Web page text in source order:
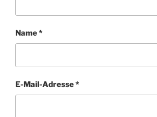
Name*
E-Mail-Adresse*